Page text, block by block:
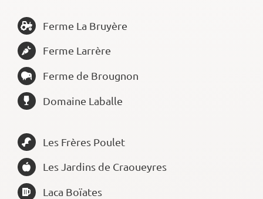
Ferme La Bruyère
Ferme Larrère
Ferme de Brougnon
Domaine Laballe
Les Frères Poulet
Les Jardins de Craoueyres
Laca Boïates